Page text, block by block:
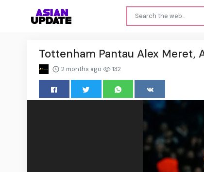
Tottenham Pantau Alex Meret,
2 months ago 132